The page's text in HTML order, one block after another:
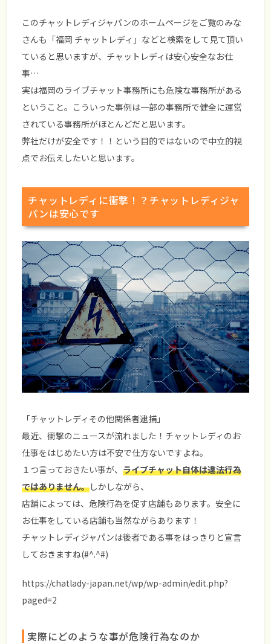
このチャットレディジャパンのホームページをご覧のみな
さんも「福岡 チャットレディ」などと検索をして見て頂い
ていると思いますが、チャットレディは安心安全なお仕
事…
実は福岡のライブチャット事務所にも危険な事務所がある
ということ。こういった事例は一部の事務所で健全に運営
されている事務所がほとんどだと思います。
弊社だけが安全です！！という目的ではないので中立的視
点でお伝えしたいと思います。
チャットレディに衝撃！？チャットレディジャ
パンは安心です
「チャットレディその他関係者逮捕」
最近、衝撃のニュースが流れました！チャットレディのお
仕事をはじめたい方は不安で仕方ないですよね。
１つ言っておきたい事が、ライブチャット自体は違法行為
ではありません。しかしながら、
店舗によっては、危険行為を促す店舗もあります。安全に
お仕事をしている店舗も当然ながらあります！
チャットレディジャパンは後者である事をはっきりと宣言
しておきますね(#^.^#)
https://chatlady-japan.net/wp/wp-admin/edit.php?
paged=2
実際にどのような事が危険行為なのか